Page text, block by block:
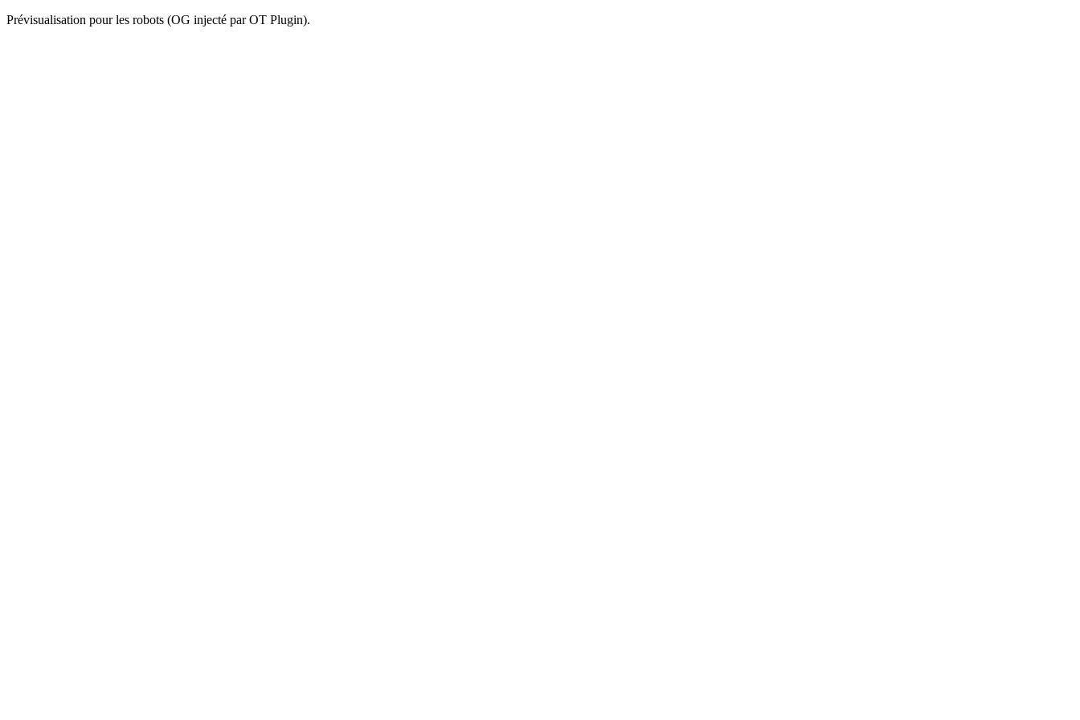
Prévisualisation pour les robots (OG injecté par OT Plugin).